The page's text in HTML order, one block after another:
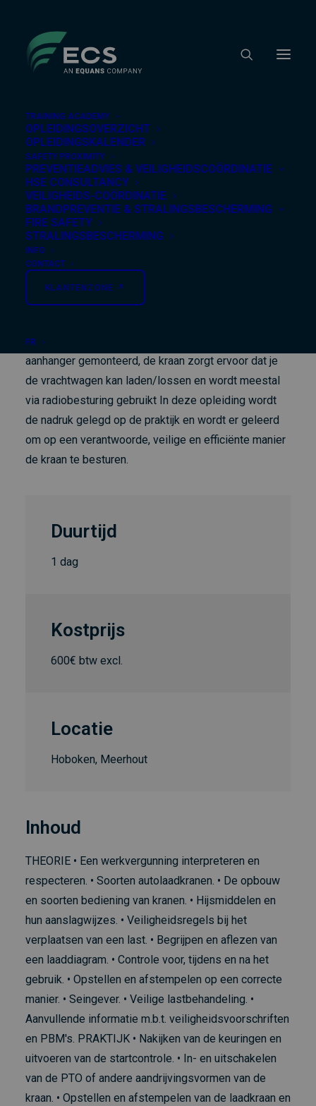
TRAINING ACADEMY
OPLEIDINGSOVERZICHT
OPLEIDINGSKALENDER
SAFETY PROXIMITY
PREVENTIEADVIES & VEILIGHEIDSCOÖRDINATIE
HSE CONSULTANCY
VEILIGHEIDS-COÖRDINATIE
BRANDPREVENTIE & STRALINGSBESCHERMING
FIRE SAFETY
STRALINGSBESCHERMING
INFO
CONTACT
KLANTENZONE ↗︎
FR
Home/Training Academy/
Bouwplaats & Grondverzetmachines
een Autolaadkraan AV-015
Bouwplaats &
Grondverzetmachines
Werken met een
Autolaadkraan AV-015
Een autolaadkraan staat op een vrachtwagen of
aanhanger gemonteerd, de kraan zorgt ervoor dat je
de vrachtwagen kan laden/lossen en wordt meestal
via radiobesturing gebruikt In deze opleiding wordt
de nadruk gelegd op de praktijk en wordt er geleerd
om op een verantwoorde, veilige en efficiënte manier
de kraan te besturen.
Duurtijd
1 dag
Kostprijs
600€ btw excl.
Locatie
Hoboken, Meerhout
Inhoud
THEORIE • Een werkvergunning interpreteren en
respecteren. • Soorten autolaadkranen. • De opbouw
en soorten bediening van kranen. • Hijsmiddelen en
hun aanslagwijzes. • Veiligheidsregels bij het
verplaatsen van een last. • Begrijpen en aflezen van
een laaddiagram. • Controle voor, tijdens en na het
gebruik. • Opstellen en afstempelen op een correcte
manier. • Seingever. • Veilige lastbehandeling. •
Aanvullende informatie m.b.t. veiligheidsvoorschriften
en PBM's. PRAKTIJK • Nakijken van de keuringen en
uitvoeren van de startcontrole. • In- en uitschakelen
van de PTO of andere aandrijvingsvormen van de
kraan. • Opstellen en afstempelen van de laadkraan en